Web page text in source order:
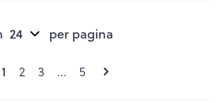
Pagina's
U lees momenteel pagina
1 Pagina
2 Pagina
3 ... Pagina
5
per pagina